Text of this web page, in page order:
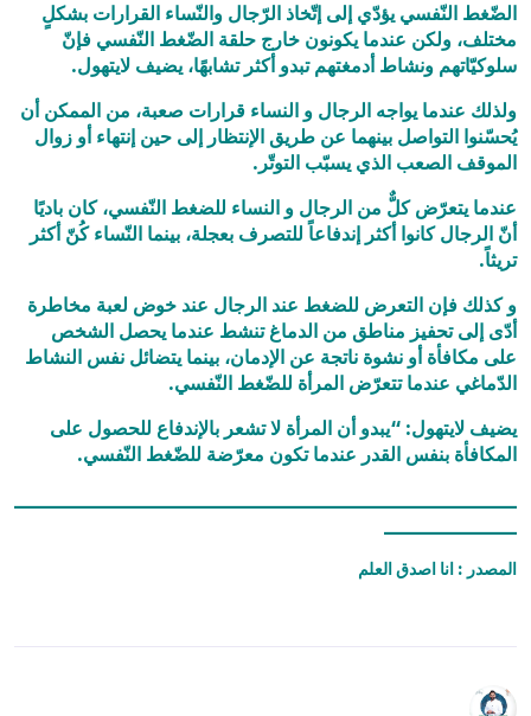
الضّغط النّفسي يؤدّي إلى إتّخاذ الرّجال والنّساء القرارات بشكلٍ
مختلف، ولكن عندما يكونون خارج حلقة الضّغط النّفسي فإنّ
سلوكيّاتهم ونشاط أدمغتهم تبدو أكثر تشابهًا، يضيف لايتهول.
ولذلك عندما يواجه الرجال و النساء قرارات صعبة، من الممكن أن
يُحسّنوا التواصل بينهما عن طريق الإنتظار إلى حين إنتهاء أو زوال
الموقف الصعب الذي يسبّب التوتّر.
عندما يتعرّض كلٌّ من الرجال و النساء للضغط النّفسي، كان باديًا
أنّ الرجال كانوا أكثر إندفاعاً للتصرف بعجلة، بينما النّساء كُنّ أكثر
تريثاً.
و كذلك فإن التعرض للضغط عند الرجال عند خوض لعبة مخاطرة
أدّى إلى تحفيز مناطق من الدماغ تنشط عندما يحصل الشخص
على مكافأة أو نشوة ناتجة عن الإدمان، بينما يتضائل نفس النشاط
الدّماغي عندما تتعرّض المرأة للضّغط النّفسي.
يضيف لايتهول: “يبدو أن المرأة لا تشعر بالإندفاع للحصول على
المكافأة بنفس القدر عندما تكون معرّضة للضّغط النّفسي.
_____________________________________________________
______________
المصدر : انا اصدق العلم